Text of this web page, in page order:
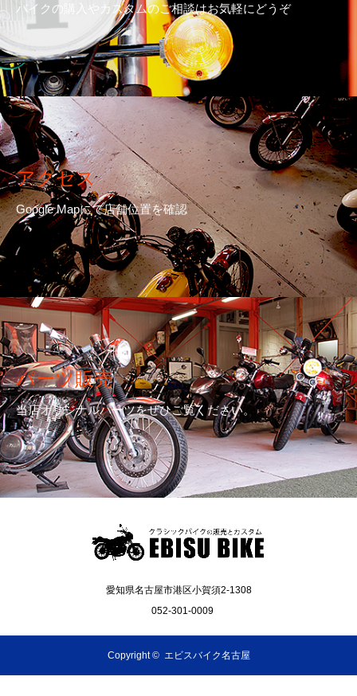
バイクの購入やカスタムのご相談はお気軽にどうぞ
アクセス
Google Mapにて店舗位置を確認
パーツ販売
当店オリジナルパーツをぜひご覧ください。
愛知県名古屋市港区小賀須2-1308
052-301-0009
Copyright © エビスバイク名古屋